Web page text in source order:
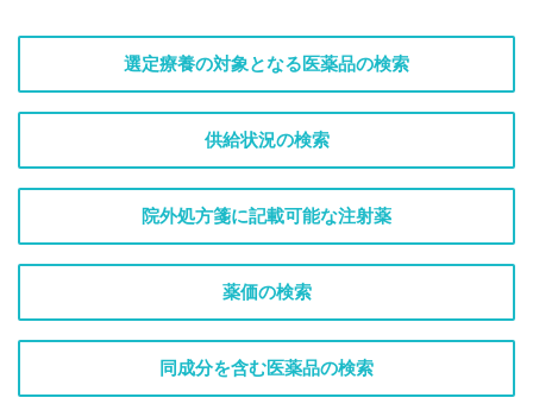
選定療養の対象となる医薬品の検索
供給状況の検索
院外処方箋に記載可能な注射薬
薬価の検索
同成分を含む医薬品の検索